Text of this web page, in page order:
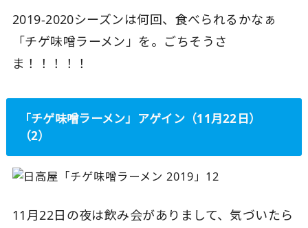
2019-2020シーズンは何回、食べられるかなぁ
「チゲ味噌ラーメン」を。ごちそうさ
ま！！！！！
「チゲ味噌ラーメン」アゲイン（11月22日）
（2）
11月22日の夜は飲み会がありまして、気づいたら